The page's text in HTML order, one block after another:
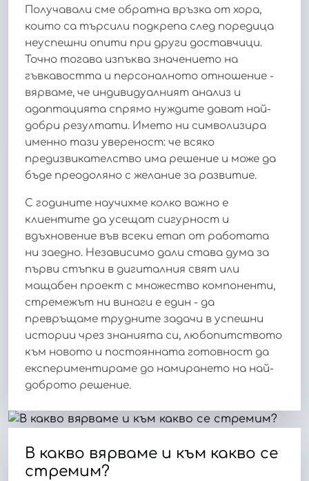
Получавали сме обратна връзка от хора,
които са търсили подкрепа след поредица
неуспешни опити при други доставчици.
Точно тогава изпъква значението на
гъвкавостта и персоналното отношение -
вярваме, че индивидуалният анализ и
адаптацията спрямо нуждите дават най-
добри резултати. Името ни символизира
именно тази увереност: че всяко
предизвикателство има решение и може да
бъде преодоляно с желание за развитие.
С годините научихме колко важно е
клиентите да усещат сигурност и
вдъхновение във всеки етап от работата
ни заедно. Независимо дали става дума за
първи стъпки в дигиталния свят или
мащабен проект с множество компоненти,
стремежът ни винаги е един - да
превръщаме трудните задачи в успешни
истории чрез знанията си, любопитството
към новото и постоянната готовност да
експериментираме до намирането на най-
доброто решение.
В какво вярваме и към какво се
стремим?